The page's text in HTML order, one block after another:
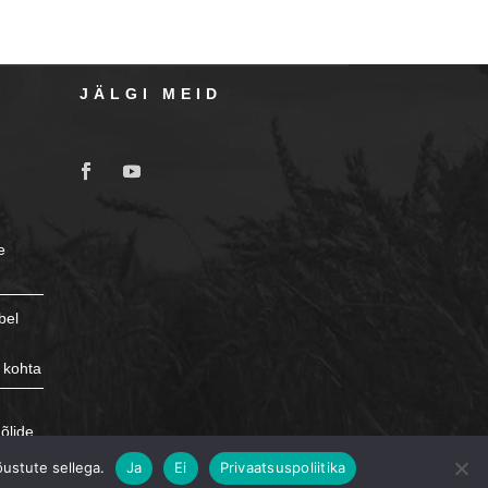
kohta
JÄLGI MEID
sellega. Ja Ei Privaatsuspoliitika